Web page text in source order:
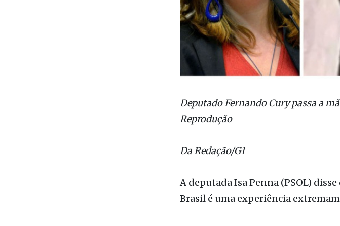
Reprodução
Da Redação/G1